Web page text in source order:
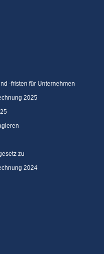
-fristen für Unternehmen
2025
zu
2024